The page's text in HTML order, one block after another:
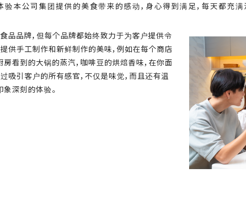
验本公司集团提供的美食带来的感动，身心得到满足，每天都充满
品牌，但每个品牌都始终致力于为客户提供令
供手工制作和新鲜制作的美味，例如在每个商店
看到的大锅的蒸汽，咖啡豆的烘焙香味，在你面
吸引客户的所有感官，不仅是味觉，而且还有温
深刻的体验。